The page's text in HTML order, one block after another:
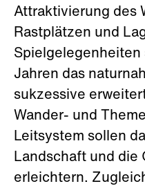
Attraktivierung des
Rastplätzen und
Spielgelegenheiten
Jahren das
sukzessive
Wander- und
Leitsystem sollen
Landschaft und die
erleichtern.